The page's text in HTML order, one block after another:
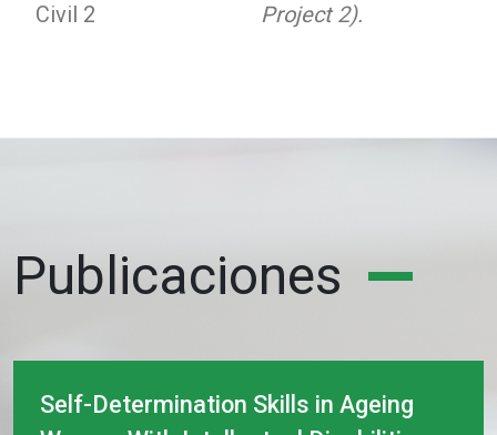
Civil 2
Project 2).
Publicaciones
Self-Determination Skills in Ageing